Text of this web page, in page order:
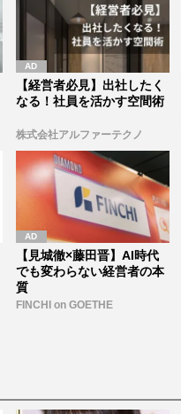
【経営者必見】出社したく
なる！社員を活かす空間術
株式会社アルファーテクノ
【見城徹×藤田晋】AI時代
でも変わらない経営者の本
質
FINCHI on GOETHE